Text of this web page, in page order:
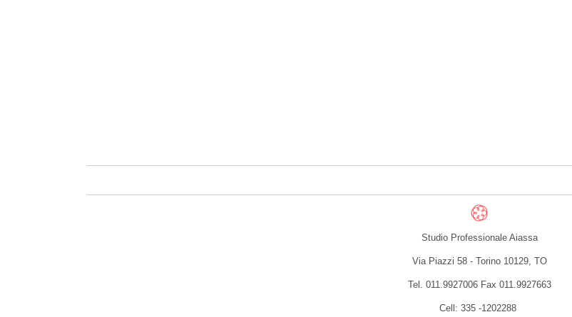
Studio Professionale Aiassa
Via Piazzi 58 - Torino 10129, TO
Tel. 011.9927006Fax 011.9927663
Cell: 335 -1202288